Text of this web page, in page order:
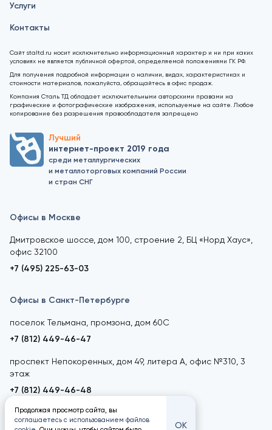
Услуги
Контакты
Сайт staltd.ru носит исключительно информационный характер и ни при каких
условиях не является публичной офертой, определяемой положениями ГК РФ.
Для получения подробной информации о наличии, видах, характеристиках и
стоимости материалов, пожалуйста, обращайтесь в офис продаж.
Компания Сталь ТД обладает исключительными авторскими правами на
графические и фотографические изображения, используемые на сайте. Любое
копирование без разрешения правообладателя запрещено
Лучший
интернет-проект 2019 года
среди металлургических
и металлоторговых компаний России
и стран СНГ
Офисы в Москве
Дмитровское шоссе, дом 100, строение 2, БЦ «Норд Хаус»,
офис 32100
+7 (495) 225-63-03
Офисы в Санкт-Петербурге
поселок Тельмана, промзона, дом 60С
+7 (812) 449-46-47
проспект Непокоренных, дом 49, литера А, офис №310, 3
этаж
+7 (812) 449-46-48
Продолжая просмотр сайта, вы
соглашаетесь с использованием файлов
ОК